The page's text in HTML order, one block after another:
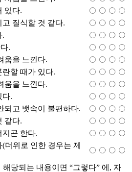
있다.
질식할 것 같다.
.
.
움을 느낀다.
할 때가 있다.
움을 느낀다.
다.
되고 뱃속이 불편하다.
같다.
지곤 한다.
더위로 인한 경우는 제
당되는 내용이면 “그렇다” 에, 자